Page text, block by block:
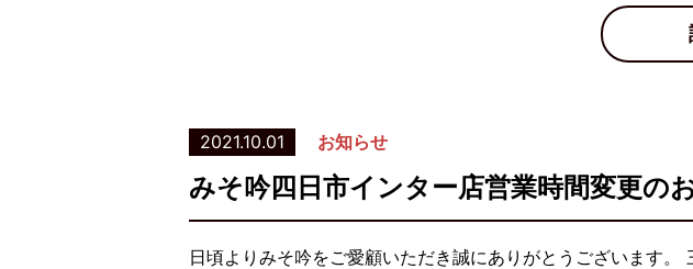
2021.10.01 お知らせ
みそ吟四日市インター店営業時間変更の
日頃よりみそ吟をご愛顧いただき誠にありがとうございます